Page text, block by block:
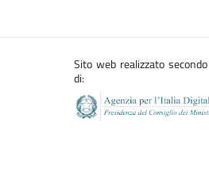
Sito web realizzato
di: